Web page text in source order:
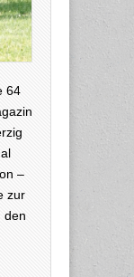
64
–
zur
den